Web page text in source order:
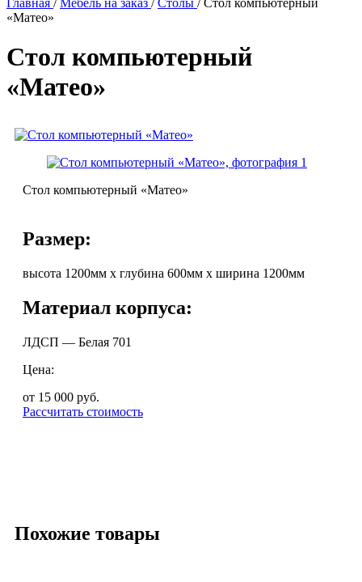
Главная /Мебель на заказ /Столы /Стол компьютерный
«Матео»
Стол компьютерный
«Матео»
Стол компьютерный «Матео»
Размер:
высота 1200мм х глубина 600мм х ширина 1200мм
Материал корпуса:
ЛДСП — Белая 701
Цена:
от 15 000 руб.
Рассчитать стоимость
Похожие товары